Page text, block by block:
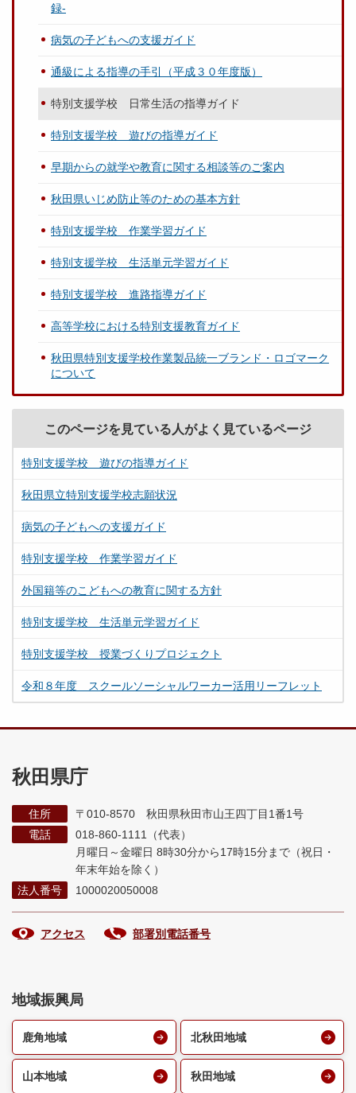
録-
病気の子どもへの支援ガイド
通級による指導の手引（平成３０年度版）
特別支援学校 日常生活の指導ガイド
特別支援学校 遊びの指導ガイド
早期からの就学や教育に関する相談等のご案内
秋田県いじめ防止等のための基本方針
特別支援学校 作業学習ガイド
特別支援学校 生活単元学習ガイド
特別支援学校 進路指導ガイド
高等学校における特別支援教育ガイド
秋田県特別支援学校作業製品統一ブランド・ロゴマーク
について
このページを見ている人がよく見ているページ
特別支援学校 遊びの指導ガイド
秋田県立特別支援学校志願状況
病気の子どもへの支援ガイド
特別支援学校 作業学習ガイド
外国籍等のこどもへの教育に関する方針
特別支援学校 生活単元学習ガイド
特別支援学校 授業づくりプロジェクト
令和８年度 スクールソーシャルワーカー活用リーフレット
秋田県庁
住所
〒010-8570 秋田県秋田市山王四丁目1番1号
電話
018-860-1111（代表）
月曜日～金曜日 8時30分から17時15分まで （祝日・
年末年始を除く）
法人番号
1000020050008
アクセス 部署別電話番号
地域振興局
鹿角地域 北秋田地域
山本地域 秋田地域